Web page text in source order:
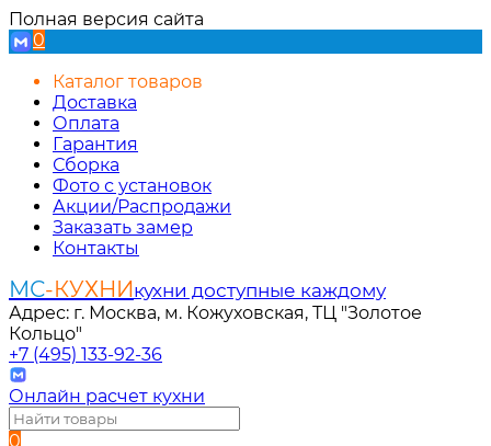
Полная версия сайта
0
Каталог товаров
Доставка
Оплата
Гарантия
Сборка
Фото с установок
Акции/Распродажи
Заказать замер
Контакты
МС-КУХНИкухни доступные каждому
Адрес: г. Москва, м. Кожуховская, ТЦ "Золотое
Кольцо"
+7 (495) 133-92-36
Онлайн расчет кухни
0